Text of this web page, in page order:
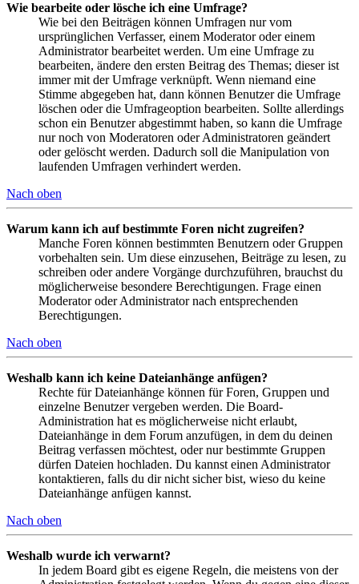
Wie bearbeite oder lösche ich eine Umfrage?
Wie bei den Beiträgen können Umfragen nur vom
ursprünglichen Verfasser, einem Moderator oder einem
Administrator bearbeitet werden. Um eine Umfrage zu
bearbeiten, ändere den ersten Beitrag des Themas; dieser ist
immer mit der Umfrage verknüpft. Wenn niemand eine
Stimme abgegeben hat, dann können Benutzer die Umfrage
löschen oder die Umfrageoption bearbeiten. Sollte allerdings
schon ein Benutzer abgestimmt haben, so kann die Umfrage
nur noch von Moderatoren oder Administratoren geändert
oder gelöscht werden. Dadurch soll die Manipulation von
laufenden Umfragen verhindert werden.
Nach oben
Warum kann ich auf bestimmte Foren nicht zugreifen?
Manche Foren können bestimmten Benutzern oder Gruppen
vorbehalten sein. Um diese einzusehen, Beiträge zu lesen, zu
schreiben oder andere Vorgänge durchzuführen, brauchst du
möglicherweise besondere Berechtigungen. Frage einen
Moderator oder Administrator nach entsprechenden
Berechtigungen.
Nach oben
Weshalb kann ich keine Dateianhänge anfügen?
Rechte für Dateianhänge können für Foren, Gruppen und
einzelne Benutzer vergeben werden. Die Board-
Administration hat es möglicherweise nicht erlaubt,
Dateianhänge in dem Forum anzufügen, in dem du deinen
Beitrag verfassen möchtest, oder nur bestimmte Gruppen
dürfen Dateien hochladen. Du kannst einen Administrator
kontaktieren, falls du dir nicht sicher bist, wieso du keine
Dateianhänge anfügen kannst.
Nach oben
Weshalb wurde ich verwarnt?
In jedem Board gibt es eigene Regeln, die meistens von der